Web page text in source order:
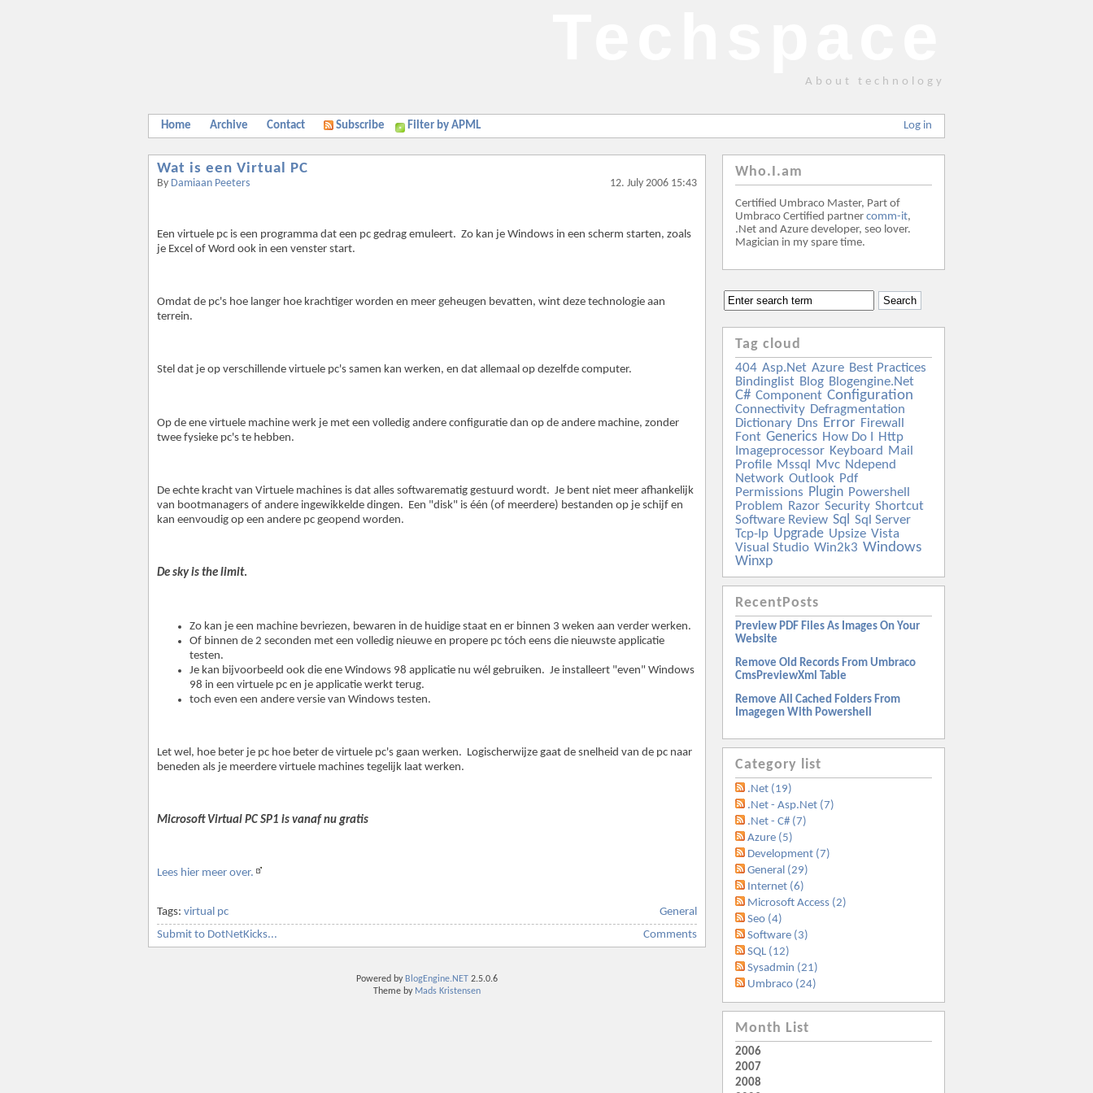
About technology
Log in
Home Archive Contact Subscribe Filter by APML
Wat is een Virtual PC
By Damiaan Peeters 12. July 2006 15:43
Een virtuele pc is een programma dat een pc gedrag emuleert. Zo kan je Windows in een scherm starten, zoals
je Excel of Word ook in een venster start.
Omdat de pc's hoe langer hoe krachtiger worden en meer geheugen bevatten, wint deze technologie aan
terrein.
Stel dat je op verschillende virtuele pc's samen kan werken, en dat allemaal op dezelfde computer.
Op de ene virtuele machine werk je met een volledig andere configuratie dan op de andere machine, zonder
twee fysieke pc's te hebben.
De echte kracht van Virtuele machines is dat alles softwarematig gestuurd wordt. Je bent niet meer afhankelijk
van bootmanagers of andere ingewikkelde dingen. Een "disk" is één (of meerdere) bestanden op je schijf en
kan eenvoudig op een andere pc geopend worden.
De sky is the limit.
Zo kan je een machine bevriezen, bewaren in de huidige staat en er binnen 3 weken aan verder werken.
Of binnen de 2 seconden met een volledig nieuwe en propere pc tóch eens die nieuwste applicatie
testen.
Je kan bijvoorbeeld ook die ene Windows 98 applicatie nu wél gebruiken. Je installeert "even" Windows
98 in een virtuele pc en je applicatie werkt terug.
toch even een andere versie van Windows testen.
Let wel, hoe beter je pc hoe beter de virtuele pc's gaan werken. Logischerwijze gaat de snelheid van de pc naar
beneden als je meerdere virtuele machines tegelijk laat werken.
Microsoft Virtual PC SP1 is vanaf nu gratis
Lees hier meer over.
Tags: virtual pc
General
Submit to DotNetKicks...
Comments
Powered by BlogEngine.NET 2.5.0.6
Theme by Mads Kristensen
Who.I.am
Certified Umbraco Master, Part of
Umbraco Certified partner comm-it,
.Net and Azure developer, seo lover.
Magician in my spare time.
Tag cloud
404 Asp.net Azure Best Practices
Bindinglist Blog Blogengine.net
C# Component Configuration
Connectivity Defragmentation
Dictionary Dns Error Firewall
Font Generics How Do I
Http
Imageprocessor Keyboard Mail
Profile Mssql Mvc Ndepend
Network Outlook Pdf
Permissions Plugin Powershell
Problem Razor Security Shortcut
Software Review Sql Sql Server
Tcp-Ip Upgrade Upsize Vista
Visual Studio Win2k3 Windows
Winxp
RecentPosts
Preview PDF Files As Images On Your
Website
Remove Old Records From Umbraco
CmsPreviewXml Table
Remove All Cached Folders From
Imagegen With Powershell
Category list
.Net (19)
.Net - Asp.Net (7)
.Net - C# (7)
Azure (5)
Development (7)
General (29)
Internet (6)
Microsoft Access (2)
Seo (4)
Software (3)
SQL (12)
Sysadmin (21)
Umbraco (24)
Month List
2006
2007
2008